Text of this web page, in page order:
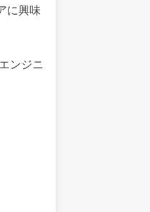
に興味
ンジニ